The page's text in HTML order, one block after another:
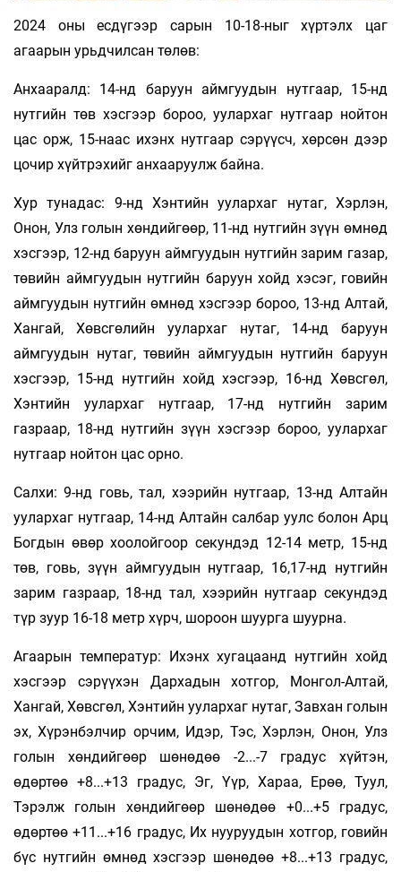
2024 оны есдүгээр сарын 10-18-ныг хүртэлх цаг
агаарын урьдчилсан төлөв:
Анхааралд: 14-нд баруун аймгуудын нутгаар, 15-нд
нутгийн төв хэсгээр бороо, уулархаг нутгаар нойтон
цас орж, 15-наас ихэнх нутгаар сэрүүсч, хөрсөн дээр
цочир хүйтрэхийг анхааруулж байна.
Хур тунадас: 9-нд Хэнтийн уулархаг нутаг, Хэрлэн,
Онон, Улз голын хөндийгөөр, 11-нд нутгийн зүүн өмнөд
хэсгээр, 12-нд баруун аймгуудын нутгийн зарим газар,
төвийн аймгуудын нутгийн баруун хойд хэсэг, говийн
аймгуудын нутгийн өмнөд хэсгээр бороо, 13-нд Алтай,
Хангай, Хөвсгөлийн уулархаг нутаг, 14-нд баруун
аймгуудын нутаг, төвийн аймгуудын нутгийн баруун
хэсгээр, 15-нд нутгийн хойд хэсгээр, 16-нд Хөвсгөл,
Хэнтийн уулархаг нутгаар, 17-нд нутгийн зарим
газраар, 18-нд нутгийн зүүн хэсгээр бороо, уулархаг
нутгаар нойтон цас орно.
Салхи: 9-нд говь, тал, хээрийн нутгаар, 13-нд Алтайн
уулархаг нутгаар, 14-нд Алтайн салбар уулс болон Арц
Богдын өвөр хоолойгоор секундэд 12-14 метр, 15-нд
төв, говь, зүүн аймгуудын нутгаар, 16,17-нд нутгийн
зарим газраар, 18-нд тал, хээрийн нутгаар секундэд
түр зуур 16-18 метр хүрч, шороон шуурга шуурна.
Агаарын температур: Ихэнх хугацаанд нутгийн хойд
хэсгээр сэрүүхэн Дархадын хотгор, Монгол-Алтай,
Хангай, Хөвсгөл, Хэнтийн уулархаг нутаг, Завхан голын
эх, Хүрэнбэлчир орчим, Идэр, Тэс, Хэрлэн, Онон, Улз
голын хөндийгөөр шөнөдөө -2...-7 градус хүйтэн,
өдөртөө +8...+13 градус, Эг, Үүр, Хараа, Ерөө, Туул,
Тэрэлж голын хөндийгөөр шөнөдөө +0...+5 градус,
өдөртөө +11...+16 градус, Их нууруудын хотгор, говийн
бүс нутгийн өмнөд хэсгээр шөнөдөө +8...+13 градус,